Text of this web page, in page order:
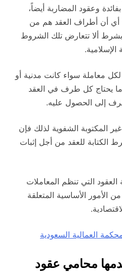
وعقود المضاربة أيضاً،
أي أن أطراف العقد هم من
ألا تتعارض تلك الشروط
معاملة سواء كانت مدنية أو
ما يحتاج كل طرف في العقد
إلى الحصول عليه.
المكتوبة الشفوية لذلك فإن
للعقد من أجل إثبات
التي تنظم المعاملات
الأمور الأساسية المتعلقة
العمالية السعودية
محامي عقود